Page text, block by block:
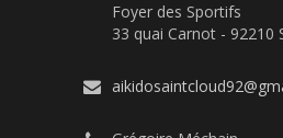
Foyer des Sportifs
33 quai Carnot - 92210